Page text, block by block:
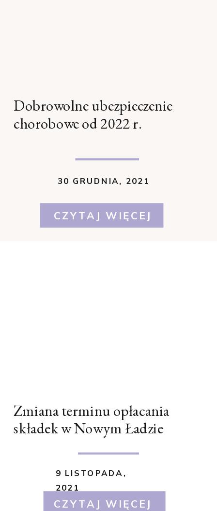
CZYTAJ WIĘCEJ
30 GRUDNIA, 2021
Dobrowolne ubezpieczenie
chorobowe od 2022 r.
CZYTAJ WIĘCEJ
9 LISTOPADA,
2021
Zmiana terminu opłacania
składek w Nowym Ładzie